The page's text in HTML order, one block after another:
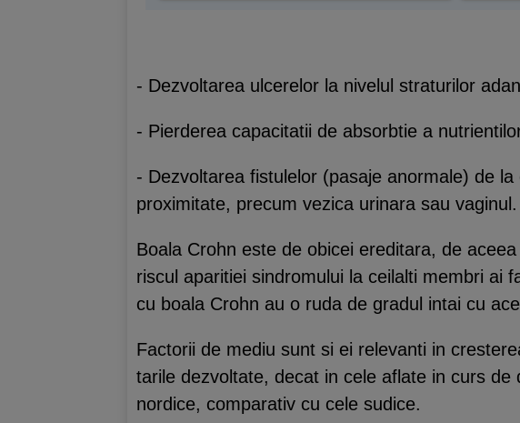
- Dezvoltarea ulcerelor la nivelul straturilor
- Pierderea capacitatii de absorbtie a
- Dezvoltarea fistulelor (pasaje anormale) de
proximitate, precum vezica urinara sau vaginul.
Boala Crohn este de obicei ereditara, de
riscul aparitiei sindromului la ceilalti membri ai
cu boala Crohn au o ruda de gradul intai cu
Factorii de mediu sunt si ei relevanti in
tarile dezvoltate, decat in cele aflate in curs
nordice, comparativ cu cele sudice.